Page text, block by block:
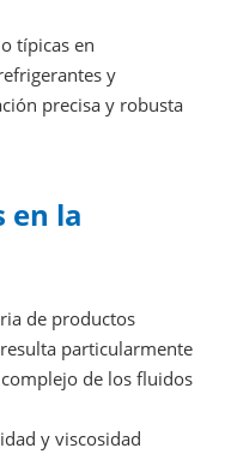
típicas en
y
precisa y robusta
en la
de productos
particularmente
de los fluidos
y viscosidad